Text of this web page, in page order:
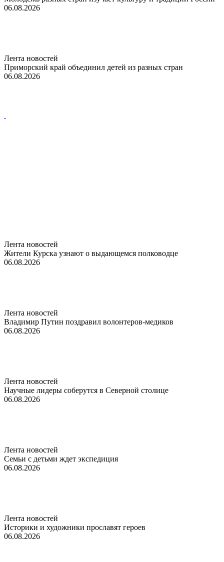
06.08.2026
Лента новостей
Приморский край объединил детей из разных стран
06.08.2026
Лента новостей
Жители Курска узнают о выдающемся полководце
06.08.2026
Лента новостей
Владимир Путин поздравил волонтеров-медиков
06.08.2026
Лента новостей
Научные лидеры соберутся в Северной столице
06.08.2026
Лента новостей
Семьи с детьми ждет экспедиция
06.08.2026
Лента новостей
Историки и художники прославят героев
06.08.2026